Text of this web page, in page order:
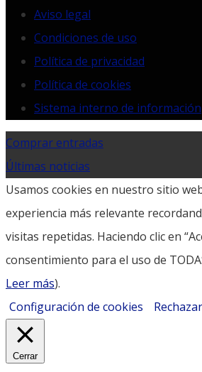
Aviso legal
Condiciones de uso
Política de privacidad
Política de cookies
Sistema interno de información
Comprar entradas
Últimas noticias
Usamos cookies en nuestro sitio
experiencia más relevante
visitas repetidas. Haciendo clic en
consentimiento para el uso de
Leer más).
Configuración de cookies
Rechazar
Cerrar